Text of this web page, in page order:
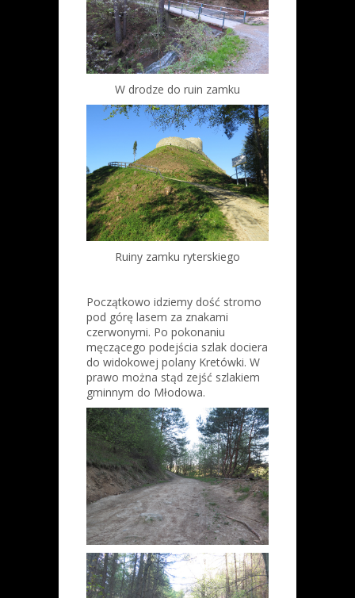
W drodze do ruin zamku
Ruiny zamku ryterskiego
Początkowo idziemy dość stromo
pod górę lasem za znakami
czerwonymi. Po pokonaniu
męczącego podejścia szlak dociera
do widokowej polany Kretówki. W
prawo można stąd zejść szlakiem
gminnym do Młodowa.